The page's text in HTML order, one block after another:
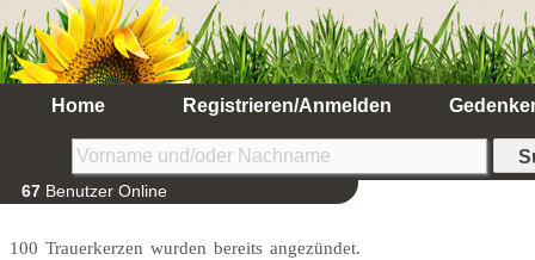
Home Registrieren/Anmelden
67 Benutzer Online
100 Trauerkerzen wurden bereits angezündet.